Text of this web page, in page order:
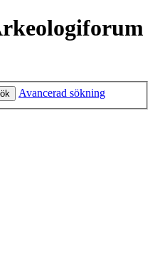
Avancerad sökning